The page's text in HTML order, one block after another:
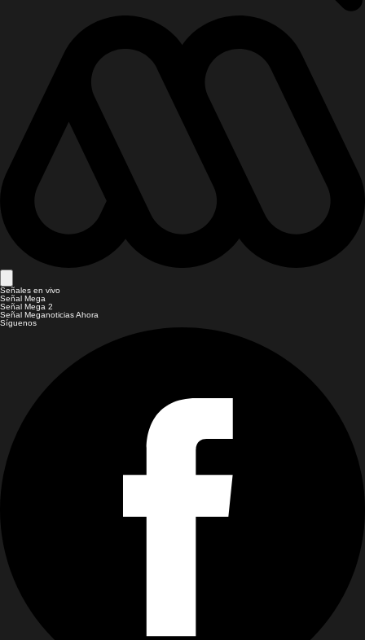
Señales en vivo
Señal Mega
Señal Mega 2
Señal Meganoticias Ahora
Síguenos